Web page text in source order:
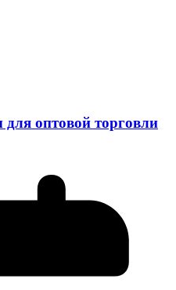
оптовой торговли